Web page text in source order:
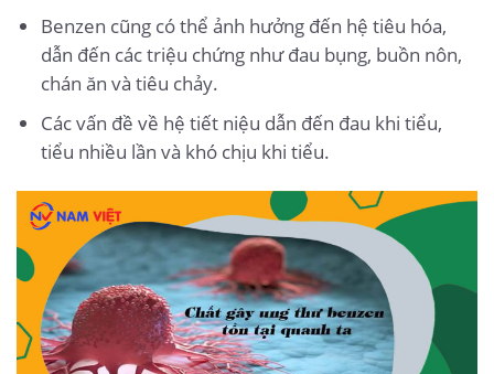
Benzen cũng có thể ảnh hưởng đến hệ tiêu hóa,
dẫn đến các triệu chứng như đau bụng, buồn nôn,
chán ăn và tiêu chảy.
Các vấn đề về hệ tiết niệu dẫn đến đau khi tiểu,
tiểu nhiều lần và khó chịu khi tiểu.